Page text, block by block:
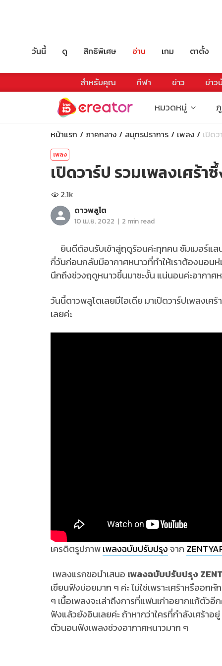
วันนี้ ดู สิทธิพิเศษ อ่าน เกม ตาตั้ง
สำหรับคุณ กีฬา ข่าว ข่าว
หมวดหมู่
หน้าแรก ภาคกลาง สมุทรปราการ เพลง เปิดว
เพลง
เปิดวาร์ป รวมเพลงเศร้า
2.1k
ดาวพลูโต
10 เม.ย. 2022 | 2 min read
ยินดีต้อนรับเข้าสู่ฤดูร้อนค่ะทุกคน ซัมเมอร์แส
กี่วันก่อนกลับมีอากาศหนาวที่ทำให้เราต้องนอน
นึกถึงช่วงฤดูหนาวขึ้นมาซะงั้น แน่นอนค่ะอากาศ
วันนี้ดาวพลูโตเลยมีไอเดีย มาเปิดวาร์ปเพลงเศ
เลยค่ะ
เครดิตรูปภาพเพลงฉบับปรับปรุงจาก
เพลงแรกขอนำเสนอ เพลงฉบับปรับปรุง
เขียนฟังบ่อยมาก ๆ ค่ะ ไม่ใช่เพราะเศร้าหรืออก
ๆ เนื้อเพลงจะเล่าถึงการที่แฟนเก่าอยากแก้ตัว
ฟังแล้วยังอินเลยค่ะ ถ้าหากว่าใครที่กำลังเศร้าอ
ตัวนอนฟังเพลงช่วงอากาศหนาวมาก ๆ